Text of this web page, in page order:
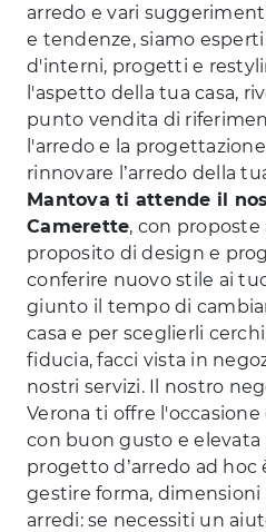
arredo e vari
e tendenze, siamo
d'interni, progetti e
l'aspetto della tua casa,
punto vendita di
l'arredo e la
rinnovare l’arredo della
Mantova ti attende il
Camerette, con
proposito di design e
conferire nuovo stile ai
giunto il tempo di
casa e per sceglierli
fiducia, facci vista in
nostri servizi. Il nostro
Verona ti offre
con buon gusto e
progetto d’arredo ad
gestire forma,
arredi: se necessiti un